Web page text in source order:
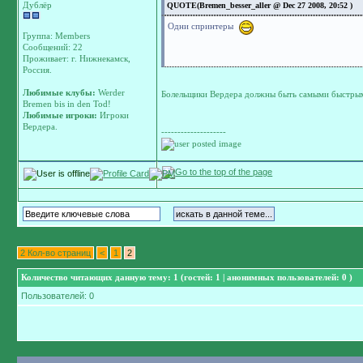
Дублёр
Группа: Members
Сообщений: 22
Проживает: г. Нижнекамск,
Россия.
Любимые клубы: Werder
Bremen bis in den Tod!
Любимые игроки:Игроки
Вердера.
QUOTE(Bremen_besser_aller @ Dec 27 2008, 20:52 )
Одни спринтеры
Болельщики Вердера должны быть самыми
--------------------
2 Кол-во страниц < 1 2
Количество читающих данную тему: 1 (гостей: 1 | анонимных пользователей: 0 )
Пользователей: 0